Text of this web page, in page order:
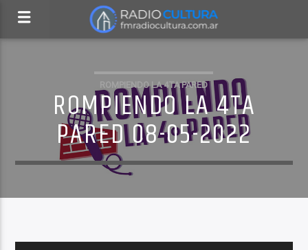
ROMPIENDO LA 4TA PARED
ROMPIENDO LA 4TA
PARED 08-05-2022